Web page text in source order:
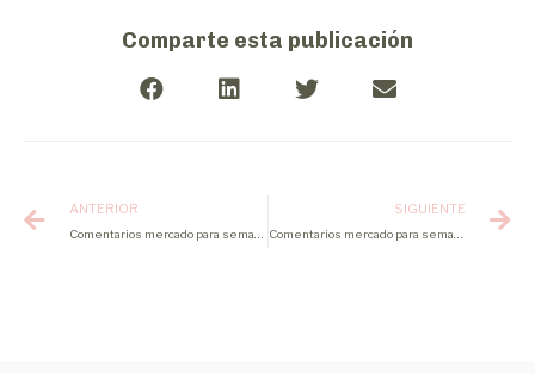
Comparte esta publicación
ANTERIOR SIGUIENTE